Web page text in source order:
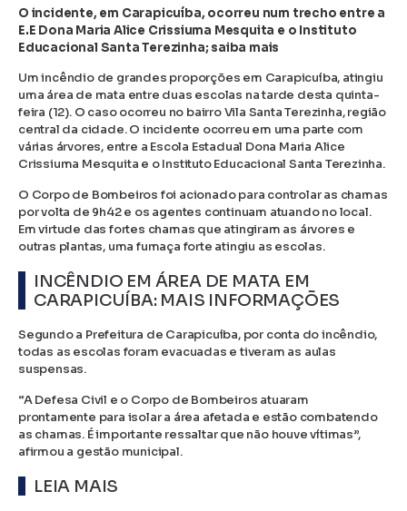
O incidente, em Carapicuíba, ocorreu num trecho entre a
E.E Dona Maria Alice Crissiuma Mesquita e o Instituto
Educacional Santa Terezinha; saiba mais
Um incêndio de grandes proporções em Carapicuíba, atingiu
uma área de mata entre duas escolas na tarde desta quinta-
feira (12). O caso ocorreu no bairro Vila Santa Terezinha, região
central da cidade. O incidente ocorreu em uma parte com
várias árvores, entre a Escola Estadual Dona Maria Alice
Crissiuma Mesquita e o Instituto Educacional Santa Terezinha.
O Corpo de Bombeiros foi acionado para controlar as chamas
por volta de 9h42 e os agentes continuam atuando no local.
Em virtude das fortes chamas que atingiram as árvores e
outras plantas, uma fumaça forte atingiu as escolas.
INCÊNDIO EM ÁREA DE MATA EM
CARAPICUÍBA: MAIS INFORMAÇÕES
Segundo a Prefeitura de Carapicuíba, por conta do incêndio,
todas as escolas foram evacuadas e tiveram as aulas
suspensas.
“A Defesa Civil e o Corpo de Bombeiros atuaram
prontamente para isolar a área afetada e estão combatendo
as chamas. É importante ressaltar que não houve vítimas”,
afirmou a gestão municipal.
LEIA MAIS